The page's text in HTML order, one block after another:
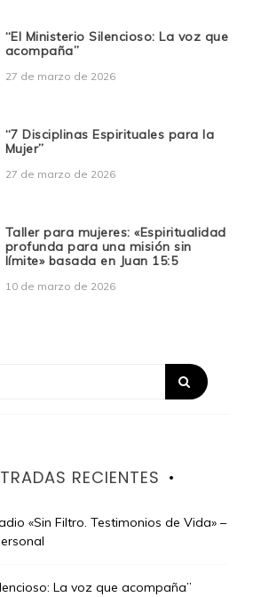
“El Ministerio Silencioso: La voz que
acompaña”
27 de marzo de 2026
“7 Disciplinas Espirituales para la
Mujer”
27 de marzo de 2026
Taller para mujeres: «Espiritualidad
profunda para una misión sin
límite» basada en Juan 15:5
10 de marzo de 2026
RECIENTES
«Sin Filtro. Testimonios de Vida» –
La voz que acompaña”